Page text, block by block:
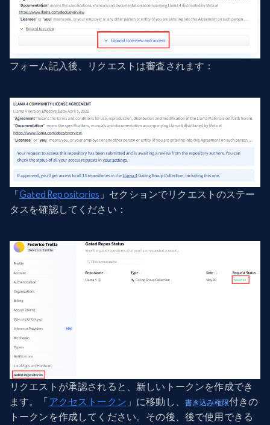
フォーム記入後、リクエストは審査されます：
「Gated Repositories 」セクションでリクエストのステー
タスを確認してください：
リクエストが承認されると、新しいトークンを作成でき
ます。「アクセストークン 」に移動し、 書き込み権限付きの
トークンを作成してください。その後、後で使用できる